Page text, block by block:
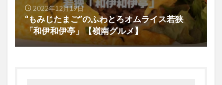
2022年12月19日
“もみじたまご”のふわとろオムライス若狭
「和伊和伊亭」【嶺南グルメ】